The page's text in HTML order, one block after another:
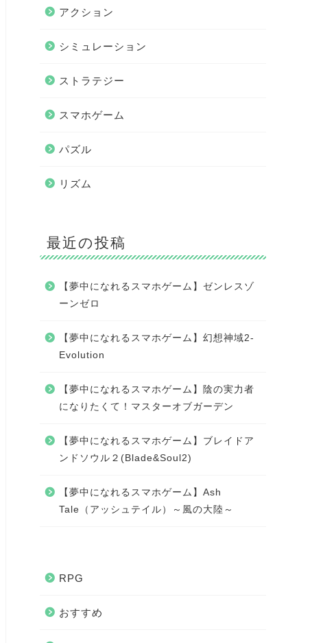
アクション
シミュレーション
ストラテジー
スマホゲーム
パズル
リズム
最近の投稿
【夢中になれるスマホゲーム】ゼンレスゾ
ーンゼロ
【夢中になれるスマホゲーム】幻想神域2-
Evolution
【夢中になれるスマホゲーム】陰の実力者
になりたくて！マスターオブガーデン
【夢中になれるスマホゲーム】ブレイドア
ンドソウル２(Blade&Soul2)
【夢中になれるスマホゲーム】Ash
Tale（アッシュテイル）～風の大陸～
RPG
おすすめ